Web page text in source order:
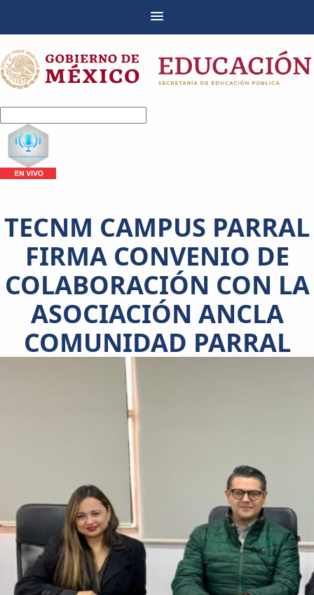
TECNM CAMPUS PARRAL
FIRMA CONVENIO DE
COLABORACIÓN CON LA
ASOCIACIÓN ANCLA
COMUNIDAD PARRAL